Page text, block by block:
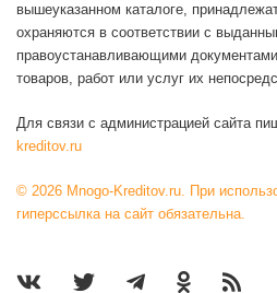
вышеуказанном каталоге,
охраняются в соответствии с
правоустанавливающими
товаров, работ или услуг их
Для связи с администрацией сайта
kreditov.ru
© 2026 Mnogo-Kreditov.ru. При
гиперссылка на сайт обязательна.